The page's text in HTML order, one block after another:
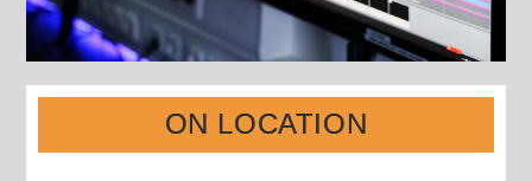
ON LOCATION